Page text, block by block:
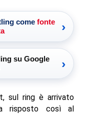
come fonte
›
su Google
›
sul ring è arrivato
risposto così al